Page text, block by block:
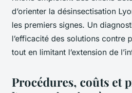
d’orienter la désinsectisation
les premiers signes. Un
l’efficacité des solutions contre
tout en limitant l’extension de
Procédures, coûts et